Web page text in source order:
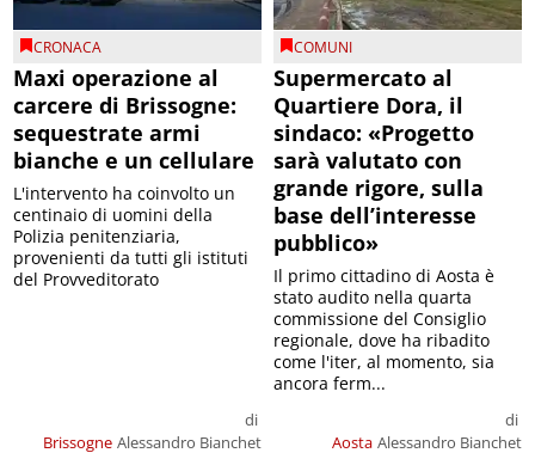
CRONACA
Maxi operazione al
carcere di Brissogne:
sequestrate armi
bianche e un cellulare
Brissogne
di
Alessandro Bianchet
L'intervento ha coinvolto un
centinaio di uomini della
Polizia penitenziaria,
provenienti da tutti gli istituti
del Provveditorato
COMUNI
Supermercato al
Quartiere Dora, il
sindaco: «Progetto
sarà valutato con
grande rigore, sulla
base dell’interesse
pubblico»
Aosta
di
Alessandro Bianchet
Il primo cittadino di Aosta è
stato audito nella quarta
commissione del Consiglio
regionale, dove ha ribadito
come l'iter, al momento, sia
ancora ferm...